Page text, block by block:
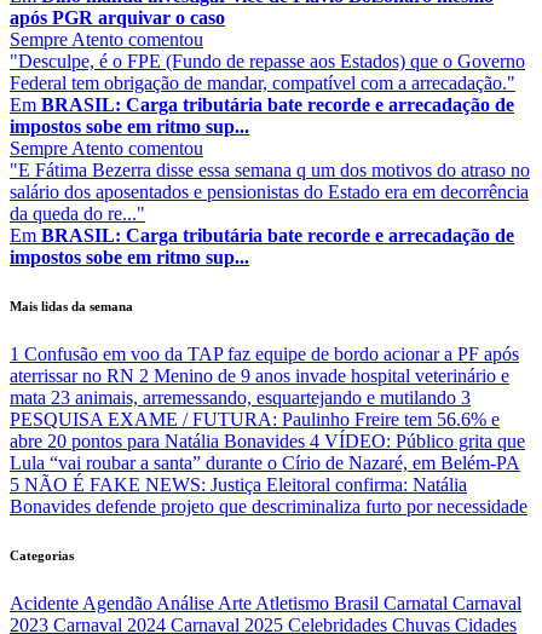
após PGR arquivar o caso
Sempre Atento comentou
"Desculpe, é o FPE (Fundo de repasse aos Estados) que o Governo
Federal tem obrigação de mandar, compatível com a arrecadação."
Em BRASIL: Carga tributária bate recorde e arrecadação de
impostos sobe em ritmo sup...
Sempre Atento comentou
"E Fátima Bezerra disse essa semana q um dos motivos do atraso no
salário dos aposentados e pensionistas do Estado era em decorrência
da queda do re..."
Em BRASIL: Carga tributária bate recorde e arrecadação de
impostos sobe em ritmo sup...
Mais lidas da semana
1 Confusão em voo da TAP faz equipe de bordo acionar a PF após
aterrissar no RN 2 Menino de 9 anos invade hospital veterinário e
mata 23 animais, arremessando, esquartejando e mutilando 3
PESQUISA EXAME / FUTURA: Paulinho Freire tem 56.6% e
abre 20 pontos para Natália Bonavides 4 VÍDEO: Público grita que
Lula “vai roubar a santa” durante o Círio de Nazaré, em Belém-PA
5 NÃO É FAKE NEWS: Justiça Eleitoral confirma: Natália
Bonavides defende projeto que descriminaliza furto por necessidade
Categorias
Acidente Agendão Análise Arte Atletismo Brasil Carnatal Carnaval
2023 Carnaval 2024 Carnaval 2025 Celebridades Chuvas Cidades